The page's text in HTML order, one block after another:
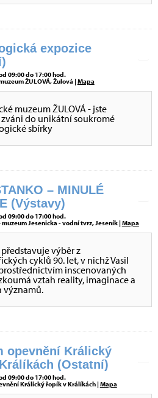
expozice
09:00 do 17:00 hod.
ŽULOVÁ, Žulová |Mapa
muzeum ŽULOVÁ - jste
zváni do unikátní soukromé
sbírky
– MINULÉ
(Výstavy)
09:00 do 17:00 hod.
Jesenicka - vodní tvrz, Jeseník |Mapa
výběr z
cyklů 90. let, v nichž Vasil
inscenovaných
vztah reality, imaginace a
významů.
opevnění Králický
(Ostatní)
09:00 do 17:00 hod.
Králický řopík v Králíkách |Mapa